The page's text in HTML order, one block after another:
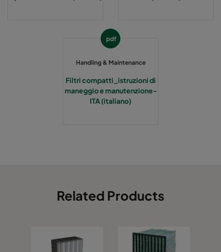
pdf
Handling & Maintenance
Filtri compatti_istruzioni di
maneggio e manutenzione-
ITA (italiano)
Related Products